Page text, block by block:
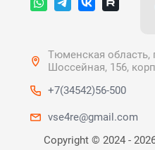
Тюменская область,
Шоссейная, 156,
+7(34542)56-500
vse4re@gmail.com
Copyright © 2024 -